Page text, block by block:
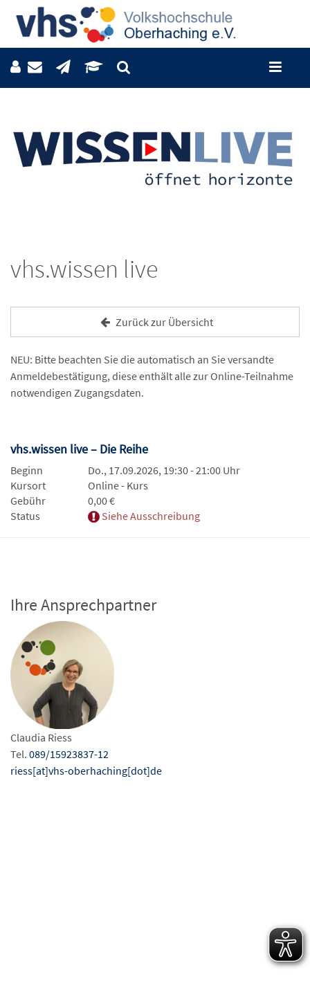
vhs.wissen live
Zurück zur Übersicht
NEU: Bitte beachten Sie die automatisch an Sie versandte
Anmeldebestätigung, diese enthält alle zur Online-Teilnahme
notwendigen Zugangsdaten.
vhs.wissen live – Die Reihe
Beginn
Do., 17.09.2026, 19:30 - 21:00 Uhr
Kursort
Online - Kurs
Gebühr
0,00 €
Status
Siehe Ausschreibung
Ihre Ansprechpartner
Claudia Riess
Tel. 089/15923837-12
riess[at]vhs-oberhaching[dot]de